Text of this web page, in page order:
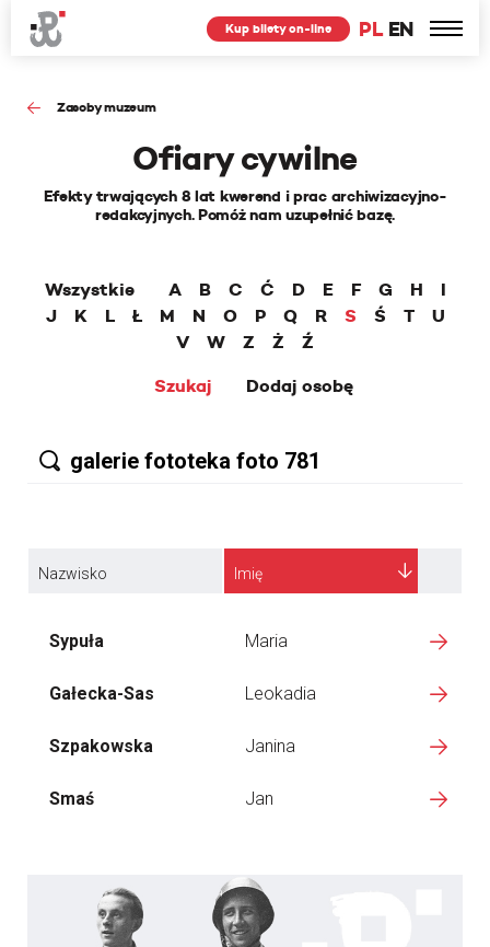
PL EN
Kup bilety on-line
Zasoby muzeum
Ofiary cywilne
Efekty trwających 8 lat kwerend i prac archiwizacyjno-
redakcyjnych. Pomóż nam uzupełnić bazę.
Wszystkie A B C Ć D E F G H
I
J
K L Ł M N O P Q R S Ś T
U
V
W Z Ż
Ź
Szukaj
Dodaj osobę
Nazwisko Imię
Sypuła Maria
Gałecka-Sas Leokadia
Szpakowska Janina
Smaś Jan